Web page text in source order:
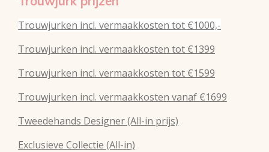
Trouwjurken incl. vermaakkosten tot €1000,-
Trouwjurken incl. vermaakkosten tot €1399
Trouwjurken incl. vermaakkosten tot €1599
Trouwjurken incl. vermaakkosten vanaf €1699
Tweedehands Designer (All-in prijs)
Exclusieve Collectie (All-in)